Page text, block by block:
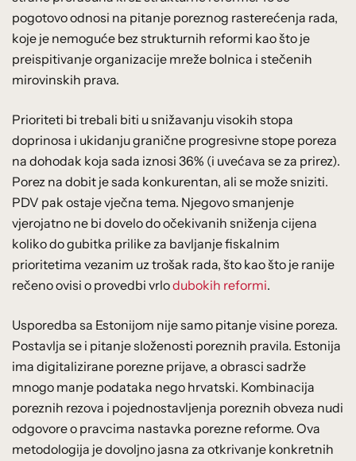
pogotovo odnosi na pitanje poreznog rasterećenja rada,
koje je nemoguće bez strukturnih reformi kao što je
preispitivanje organizacije mreže bolnica i stečenih
mirovinskih prava.
Prioriteti bi trebali biti u snižavanju visokih stopa
doprinosa i ukidanju granične progresivne stope poreza
na dohodak koja sada iznosi 36% (i uvećava se za prirez).
Porez na dobit je sada konkurentan, ali se može sniziti.
PDV pak ostaje vječna tema. Njegovo smanjenje
vjerojatno ne bi dovelo do očekivanih sniženja cijena
koliko do gubitka prilike za bavljanje fiskalnim
prioritetima vezanim uz trošak rada, što kao što je ranije
rečeno ovisi o provedbi vrlodubokih reformi.
Usporedba sa Estonijom nije samo pitanje visine poreza.
Postavlja se i pitanje složenosti poreznih pravila. Estonija
ima digitalizirane porezne prijave, a obrasci sadrže
mnogo manje podataka nego hrvatski. Kombinacija
poreznih rezova i pojednostavljenja poreznih obveza nudi
odgovore o pravcima nastavka porezne reforme. Ova
metodologija je dovoljno jasna za otkrivanje konkretnih